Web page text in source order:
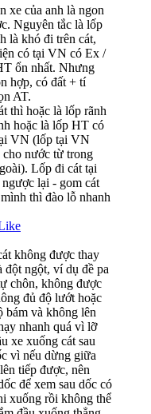
xe của anh là ngon
Nguyên tắc là lốp
là khó đi trên cát,
có tại VN có Ex /
ổn nhất. Nhưng
hợp, có đất + tí
AT.
thì hoặc là lốp rãnh
hoặc là lốp HT có
VN (lốp tại VN
cho nước từ trong
Lốp đi cát tại
lại - gom cát
thì đào lỗ nhanh
không được thay
đột ngột, ví dụ đề pa
chôn, không được
đủ độ lướt hoặc
bám và không lên
nhanh quá vì lỡ
xe xuống cát sau
vì nếu dừng giữa
tiếp được, nên
để xem sau dốc có
xuống rồi không thể